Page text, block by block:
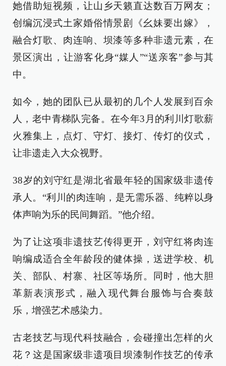
她借助短视频，让山乡天籁直达数百万网友；
创编沉浸式土家婚俗情景剧《幺妹要出嫁》，
融合灯歌、肉连响、坝漆等多种非遗元素，在
景区演出，让游客化身“媒人”“送亲客”参与其
中。
如今，她的团队已从最初的几个人发展到百余
人，老中青梯队完备。在今年3月的利川灯歌薪
火雅集上，点灯、守灯、接灯、传灯的仪式，
让非遗走入大众视野。
38岁的刘守红是湖北省最年轻的国家级非遗传
承人。“利川的肉连响，是无需乐器、纯粹以身
体声响为乐的民间舞蹈。”他介绍。
为了让这项非遗技艺传得更开，刘守红将肉连
响编成适合全年龄段的健体操，送进学校、机
关、部队、村寨、社区等场所。同时，他大胆
革新表演形式，融入现代舞台服饰与合奏鼓
乐，增强艺术感染力。
古老技艺与现代科技融合，会碰撞出怎样的火
花？这是国家级非遗项目坝漆制作技艺的传承